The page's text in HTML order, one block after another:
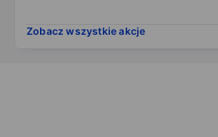
Zobacz wszystkie akcje